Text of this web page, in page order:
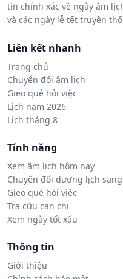
tin chính xác về ngày âm
và các ngày lễ tết truyền
Liên kết nhanh
Trang chủ
Chuyển đổi âm lịch
Gieo quẻ hỏi việc
Lịch năm 2026
Lịch tháng 8
Tính năng
Xem âm lịch hôm nay
Chuyển đổi dương lịch
Gieo quẻ hỏi việc
Tra cứu can chi
Xem ngày tốt xấu
Thông tin
Giới thiệu